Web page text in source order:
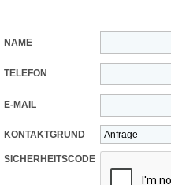
NAME
TELEFON
E-MAIL
KONTAKTGRUND
SICHERHEITSCODE